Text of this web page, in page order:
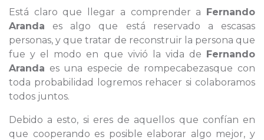
Está claro que llegar a comprender a Fernando
Aranda es algo que está reservado a escasas
personas, y que tratar de reconstruir la persona que
fue y el modo en que vivió la vida de Fernando
Aranda es una especie de rompecabezasque con
toda probabilidad logremos rehacer si colaboramos
todos juntos.
Debido a esto, si eres de aquellos que confían en
que cooperando es posible elaborar algo mejor, y